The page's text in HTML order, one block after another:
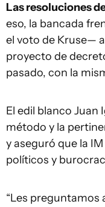
Las resoluciones
eso, la bancada
el voto de Kruse—
proyecto de
pasado, con la
El edil blanco Juan
método y la
y aseguró que la
políticos y
“Les preguntamos